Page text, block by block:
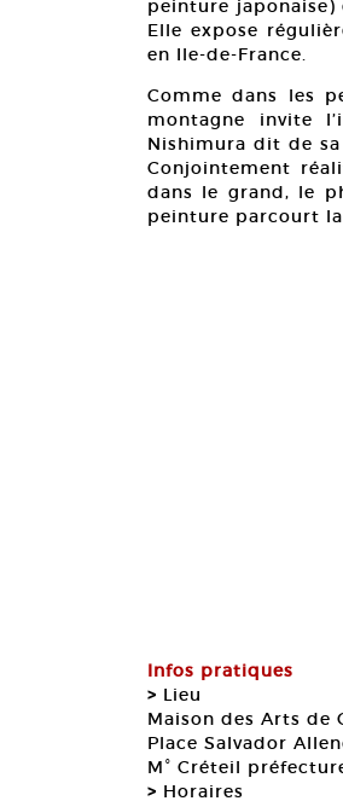
peinture japonaise)
Elle expose
en Ile-de-France.
Comme dans les
montagne invite
Nishimura dit de
Conjointement
dans le grand, le
peinture parcourt
Infos pratiques
> Lieu
Maison des Arts de
Place Salvador
M° Créteil
> Horaires